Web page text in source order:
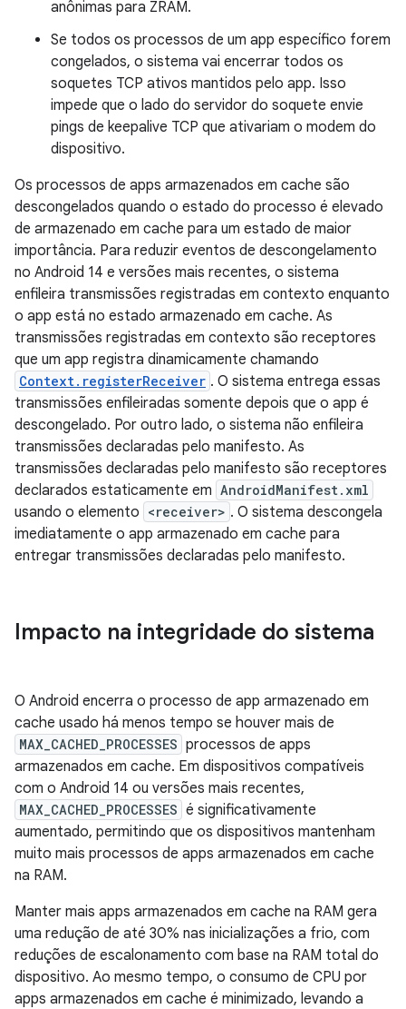
anônimas para ZRAM.
Se todos os processos de um app específico forem
congelados, o sistema vai encerrar todos os
soquetes TCP ativos mantidos pelo app. Isso
impede que o lado do servidor do soquete envie
pings de keepalive TCP que ativariam o modem do
dispositivo.
Os processos de apps armazenados em cache são
descongelados quando o estado do processo é elevado
de armazenado em cache para um estado de maior
importância. Para reduzir eventos de descongelamento
no Android 14 e versões mais recentes, o sistema
enfileira transmissões registradas em contexto enquanto
o app está no estado armazenado em cache. As
transmissões registradas em contexto são receptores
que um app registra dinamicamente chamando
Context.registerReceiver . O sistema entrega essas
transmissões enfileiradas somente depois que o app é
descongelado. Por outro lado, o sistema não enfileira
transmissões declaradas pelo manifesto. As
transmissões declaradas pelo manifesto são receptores
declarados estaticamente em AndroidManifest.xml
usando o elemento <receiver> . O sistema descongela
imediatamente o app armazenado em cache para
entregar transmissões declaradas pelo manifesto.
Impacto na integridade do sistema
O Android encerra o processo de app armazenado em
cache usado há menos tempo se houver mais de
MAX_CACHED_PROCESSES processos de apps
armazenados em cache. Em dispositivos compatíveis
com o Android 14 ou versões mais recentes,
MAX_CACHED_PROCESSES é significativamente
aumentado, permitindo que os dispositivos mantenham
muito mais processos de apps armazenados em cache
na RAM.
Manter mais apps armazenados em cache na RAM gera
uma redução de até 30% nas inicializações a frio, com
reduções de escalonamento com base na RAM total do
dispositivo. Ao mesmo tempo, o consumo de CPU por
apps armazenados em cache é minimizado, levando a